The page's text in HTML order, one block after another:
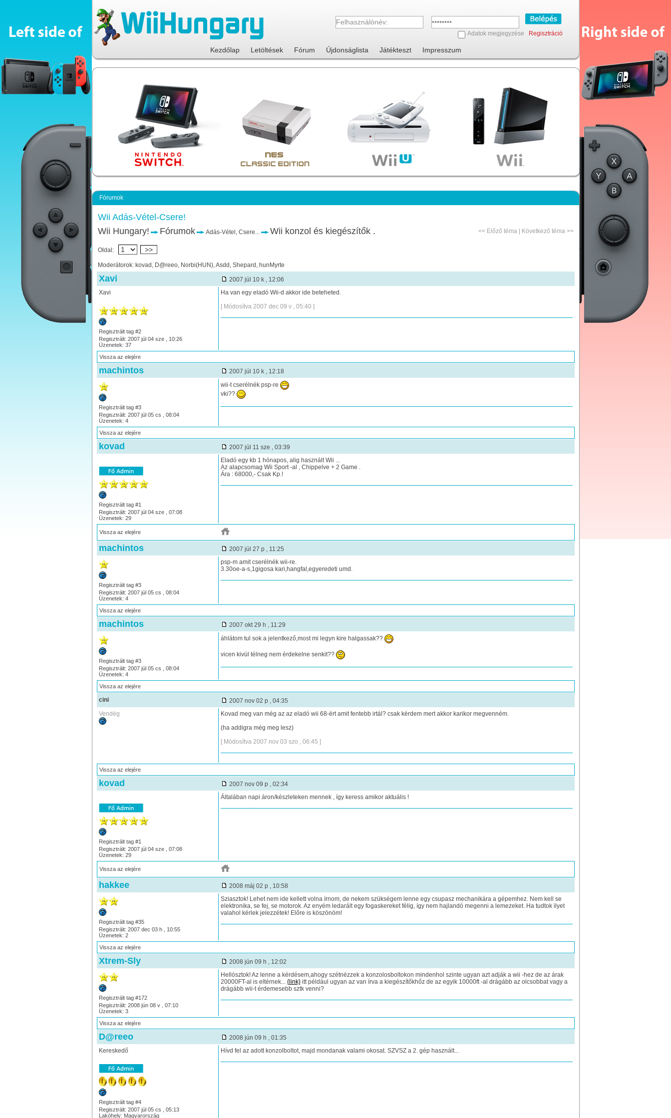
Adatok megjegyzése Regisztráció
Kezdőlap Letöltések Fórum Újdonságlista Játékteszt Impresszum
Fórumok
Wii Adás-Vétel-Csere!
Wii Hungary!
Fórumok Adás-Vétel, Csere... Wii konzol és kiegészítők . << Előző téma| Következő téma>>
Oldal: >>
Moderátorok: kovad, D@reeo, Norbi(HUN), Asdd, Shepard, hunMyrte
Xavi
2007 júl 10 k , 12:06
Xavi
Regisztrált tag #2
Regisztrált: 2007 júl 04 sze , 10:26
Üzenetek: 37
Ha van egy eladó Wii-d akkor ide beteheted.
[ Módosítva 2007 dec 09 v , 05:40 ]
Vissza az elejére
machintos 2007 júl 10 k , 12:18
Regisztrált tag #3
Regisztrált: 2007 júl 05 cs , 08:04
Üzenetek: 4
wii-t cserélnék psp-re
vki??
Vissza az elejére
kovad 2007 júl 11 sze , 03:39
Regisztrált tag #1
Regisztrált: 2007 júl 04 sze , 07:08
Üzenetek: 29
Eladó egy kb 1 hónapos, alig használt Wii ...
Az alapcsomag Wii Sport -al , Chippelve + 2 Game .
Ára : 68000,- Csak Kp.!
Vissza az elejére
machintos 2007 júl 27 p , 11:25
Regisztrált tag #3
Regisztrált: 2007 júl 05 cs , 08:04
Üzenetek: 4
psp-m amit cserélnék wii-re.
3.30oe-a-s,1gigosa kari,hangfal,egyeredeti umd.
Vissza az elejére
machintos 2007 okt 29 h , 11:29
Regisztrált tag #3
Regisztrált: 2007 júl 05 cs , 08:04
Üzenetek: 4
áhlátom tul sok a jelentkező,most mi legyn kire halgassak??
vicen kivül télneg nem érdekelne senkit??
Vissza az elejére
cini
2007 nov 02 p , 04:35
Vendég
Kovad meg van még az az eladó wii 68-ért amit fentebb irtál? csak kérdem mert akkor karikor megvenném.
(ha addigra még meg lesz)
[ Módosítva 2007 nov 03 szo , 06:45 ]
Vissza az elejére
kovad 2007 nov 09 p , 02:34
Regisztrált tag #1
Regisztrált: 2007 júl 04 sze , 07:08
Üzenetek: 29
Általában napi áron/készleteken mennek , így keress amikor aktuális !
Vissza az elejére
hakkee 2008 máj 02 p , 10:58
Regisztrált tag #35
Regisztrált: 2007 dec 03 h , 10:55
Üzenetek: 2
Sziasztok! Lehet nem ide kellett volna írnom, de nekem szükségem lenne egy csupasz mechanikára a gépemhez. Nem kell se
elektronika, se fej, se motorok. Az enyém ledarált egy fogaskereket félig, így nem hajlandó megenni a lemezeket. Ha tudtok ilyet
valahol kérlek jelezzétek! Előre is köszönöm!
Vissza az elejére
Xtrem-Sly 2008 jún 09 h , 12:02
Regisztrált tag #172
Regisztrált: 2008 jún 08 v , 07:10
Üzenetek: 3
Hellósztok! Az lenne a kérdésem,ahogy szétnézzek a konzolosboltokon mindenhol szinte ugyan azt adják a wii -hez de az árak
20000FT-al is eltérnek... {link}itt például ugyan az van írva a kiegészítőkhőz de az egyik 10000ft -al drágább az olcsobbat vagy a
drágább wii-t érdemesebb sztk venni?
Vissza az elejére
D@reeo
2008 jún 09 h , 01:35
Kereskedő
Regisztrált tag #4
Regisztrált: 2007 júl 05 cs , 05:13
Lakóhely: Magyarország
Hívd fel az adott konzolboltot, majd mondanak valami okosat. SZVSZ a 2. gép használt...